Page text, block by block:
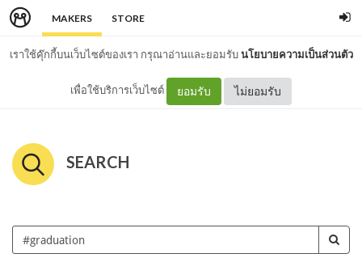
MAKERS STORE
เราใช้คุ๊กกี้บนเว็บไซต์ของเรา กรุณาอ่านและยอมรับนโยบายความเป็นส่วนตัว
เพื่อใช้บริการเว็บไซต์ ยอมรับ ไม่ยอมรับ
SEARCH